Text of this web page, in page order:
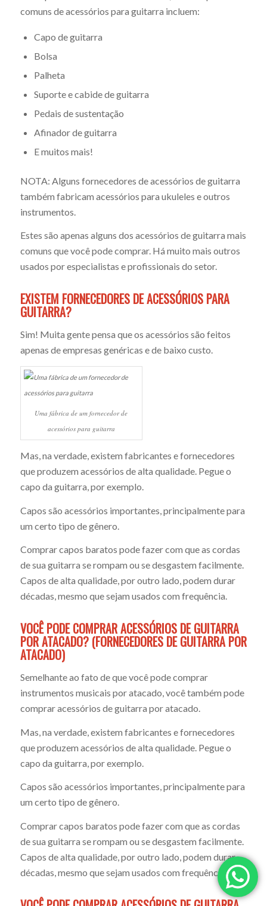
comuns de acessórios para guitarra incluem:
Capo de guitarra
Bolsa
Palheta
Suporte e cabide de guitarra
Pedais de sustentação
Afinador de guitarra
E muitos mais!
NOTA: Alguns fornecedores de acessórios de guitarra
também fabricam acessórios para ukuleles e outros
instrumentos.
Estes são apenas alguns dos acessórios de guitarra mais
comuns que você pode comprar. Há muito mais outros
usados por especialistas e profissionais do setor.
EXISTEM FORNECEDORES DE ACESSÓRIOS PARA
GUITARRA?
Sim! Muita gente pensa que os acessórios são feitos
apenas de empresas genéricas e de baixo custo.
Uma fábrica de um fornecedor de
acessórios para guitarra
Mas, na verdade, existem fabricantes e fornecedores
que produzem acessórios de alta qualidade. Pegue o
capo da guitarra, por exemplo.
Capos são acessórios importantes, principalmente para
um certo tipo de gênero.
Comprar capos baratos pode fazer com que as cordas
de sua guitarra se rompam ou se desgastem facilmente.
Capos de alta qualidade, por outro lado, podem durar
décadas, mesmo que sejam usados com frequência.
VOCÊ PODE COMPRAR ACESSÓRIOS DE GUITARRA
POR ATACADO? (FORNECEDORES DE GUITARRA POR
ATACADO)
Semelhante ao fato de que você pode comprar
instrumentos musicais por atacado, você também pode
comprar acessórios de guitarra por atacado.
Mas, na verdade, existem fabricantes e fornecedores
que produzem acessórios de alta qualidade. Pegue o
capo da guitarra, por exemplo.
Capos são acessórios importantes, principalmente para
um certo tipo de gênero.
Comprar capos baratos pode fazer com que as cordas
de sua guitarra se rompam ou se desgastem facilmente.
Capos de alta qualidade, por outro lado, podem durar
décadas, mesmo que sejam usados com frequência.